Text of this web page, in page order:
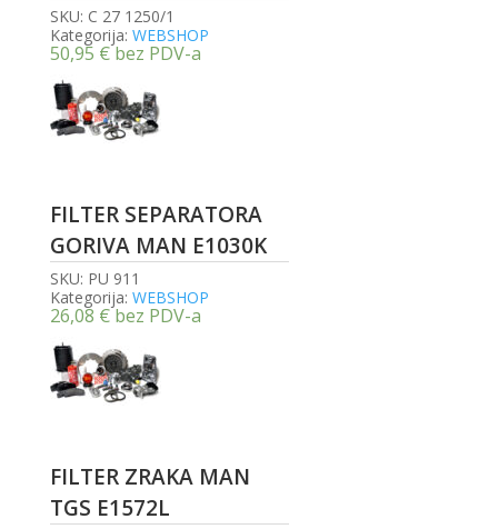
SKU: C 27 1250/1
Kategorija: WEBSHOP
50,95 €bez PDV-a
FILTER SEPARATORA
GORIVA MAN E1030K
SKU: PU 911
Kategorija: WEBSHOP
26,08 €bez PDV-a
FILTER ZRAKA MAN
TGS E1572L